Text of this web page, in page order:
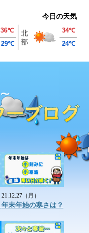
今日の天気
21.12.27（月）
年末年始の寒さは？